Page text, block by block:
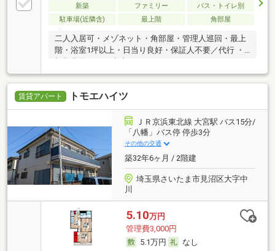
新築 ファミリー
バス・トイレ別
駐車場(近隣含)
最上階 角部屋
二人入居可・メゾネット・角部屋・管理人巡回・最上
階・浴室1坪以上・日当り良好・保証人不要／代行 ・
初期費用カード決済可
賃貸アパート トモエハイツ
ＪＲ京浜東北線 大宮駅 バス15分/
「八幡」バス停 停歩3分
その他の交通
築32年6ヶ月 / 2階建
埼玉県さいたま市見沼区大字中
川
5.10万円
管理費3,000円
5.1万円
なし